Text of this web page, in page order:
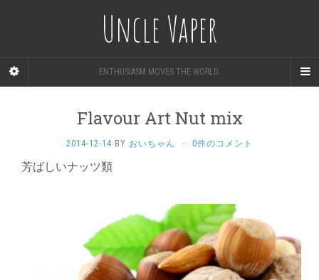
Uncle Vaper
ENTHUSIASM MOVES THE WORLD.
Flavour Art Nut mix
2014-12-14 BY おいちゃん · 0件のコメント
芳ばしいナッツ類